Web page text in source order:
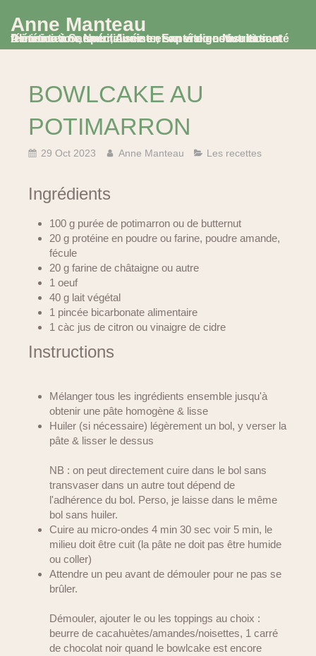
Anne Manteau
Diététicienne Nutritionniste, Experte en Nutrition et Alimentation, spécialisée en santé digestive et santé féminine à Saumur, Avoine et en visio consultation
BOWLCAKE AU
POTIMARRON
29 Oct 2023 Anne Manteau Les recettes
Ingrédients
100 g purée de potimarron ou de butternut
20 g protéine en poudre ou farine, poudre amande,
fécule
20 g farine de châtaigne ou autre
1 oeuf
40 g lait végétal
1 pincée bicarbonate alimentaire
1 càc jus de citron ou vinaigre de cidre
Instructions
Mélanger tous les ingrédients ensemble jusqu'à
obtenir une pâte homogène & lisse
Huiler (si nécessaire) légèrement un bol, y verser la
pâte & lisser le dessus
NB : on peut directement cuire dans le bol sans
transvaser dans un autre tout dépend de
l'adhérence du bol. Perso, je laisse dans le même
bol sans huiler.
Cuire au micro-ondes 4 min 30 sec voir 5 min, le
milieu doit être cuit (la pâte ne doit pas être humide
ou coller)
Attendre un peu avant de démouler pour ne pas se
brûler.
Démouler, ajouter le ou les toppings au choix :
beurre de cacahuètes/amandes/noisettes, 1 carré
de chocolat noir quand le bowlcake est encore